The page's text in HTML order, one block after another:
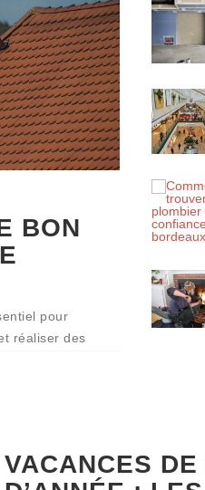
BON
pour
réaliser des
VACANCES DE